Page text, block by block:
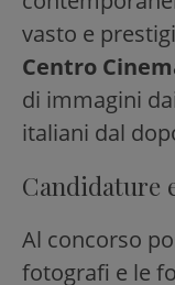
vasto e
Centro
di immagini
italiani dal
Candidature
Al concorso
fotografi e le